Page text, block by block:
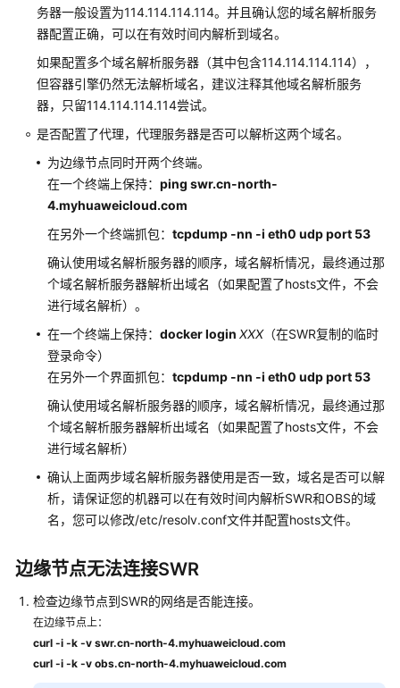
级
协
（SLA）
白
皮
系
务器一般设置为114.114.114.114。并且确认您的域名解析服务
器配置正确，可以在有效时间内解析到域名。
如果配置多个域名解析服务器（其中包含114.114.114.114），
但容器引擎仍然无法解析域名，建议注释其他域名解析服务
器，只留114.114.114.114尝试。
是否配置了代理，代理服务器是否可以解析这两个域名。
为边缘节点同时开两个终端。
在一个终端上保持： ping swr.cn-north-
4.myhuaweicloud.com
在另外一个终端抓包： tcpdump -nn -i eth0 udp port 53
确认使用域名解析服务器的顺序，域名解析情况，最终通过那
个域名解析服务器解析出域名（如果配置了hosts文件，不会
进行域名解析）。
在一个终端上保持： docker login XXX（在SWR复制的临时
登录命令）
在另外一个界面抓包： tcpdump -nn -i eth0 udp port 53
确认使用域名解析服务器的顺序，域名解析情况，最终通过那
个域名解析服务器解析出域名（如果配置了hosts文件，不会
进行域名解析）
确认上面两步域名解析服务器使用是否一致，域名是否可以解
析，请保证您的机器可以在有效时间内解析SWR和OBS的域
名，您可以修改/etc/resolv.conf文件并配置hosts文件。
边缘节点无法连接SWR
检查边缘节点到SWR的网络是否能连接。
在边缘节点上：
curl -i -k -v swr.cn-north-4.myhuaweicloud.com
curl -i -k -v obs.cn-north-4.myhuaweicloud.com